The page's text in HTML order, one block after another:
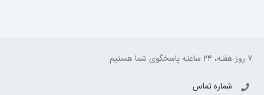
۷ روز هفته، ۲۴ ساعته پاسخگوی شما هستیم.
شماره تماس